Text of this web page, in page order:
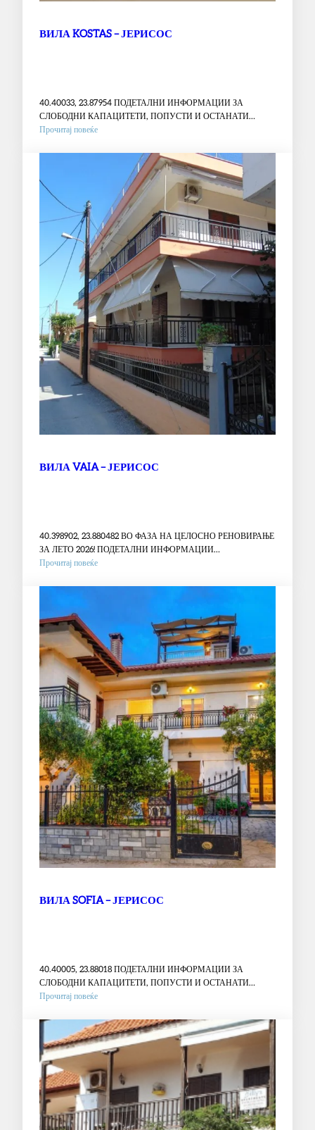
ВИЛА KOSTAS – ЈЕРИСОС
40.40033, 23.87954 ПОДЕТАЛНИ ИНФОРМАЦИИ ЗА
СЛОБОДНИ КАПАЦИТЕТИ, ПОПУСТИ И ОСТАНАТИ
ПОВОЛНОСТИ ВО…
Прочитај повеќе:
KOSTAS
ЈЕРИСОС
ВИЛА VAIA – ЈЕРИСОС
40.398902, 23.880482 ВО ФАЗА НА ЦЕЛОСНО РЕНОВИРАЊЕ
ЗА ЛЕТО 2026! ПОДЕТАЛНИ ИНФОРМАЦИИ…
Прочитај повеќе:
VAIA
ВИЛА SOFIA – ЈЕРИСОС
40.40005, 23.88018 ПОДЕТАЛНИ ИНФОРМАЦИИ ЗА
СЛОБОДНИ КАПАЦИТЕТИ, ПОПУСТИ И ОСТАНАТИ
ПОВОЛНОСТИ ВО…
Прочитај повеќе:
SOFIA
–
ЈЕРИСОС